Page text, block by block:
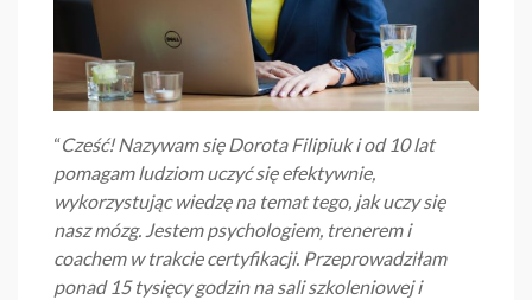
“Cześć! Nazywam się Dorota Filipiuk i od 10 lat
pomagam ludziom uczyć się efektywnie,
wykorzystując wiedzę na temat tego, jak uczy się
nasz mózg. Jestem psychologiem, trenerem i
coachem w trakcie certyfikacji. Przeprowadziłam
ponad 15 tysięcy godzin na sali szkoleniowej i